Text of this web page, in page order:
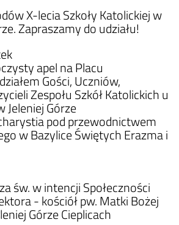
X-lecia Szkoły Katolickiej w
Zapraszamy do udziału!
apel na Placu
Gości, Uczniów,
Zespołu Szkół Katolickich u
Jeleniej Górze
pod przewodnictwem
w Bazylice Świętych Erazma i
św. w intencji Społeczności
- kościół pw. Matki Bożej
Górze Cieplicach